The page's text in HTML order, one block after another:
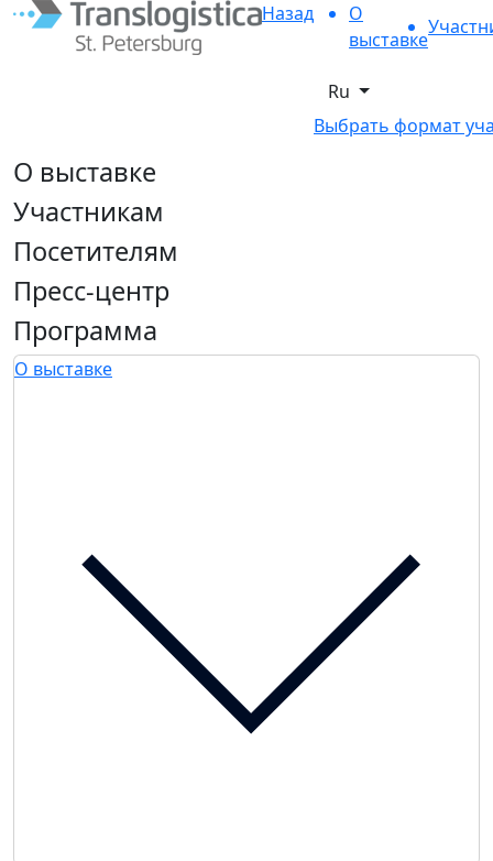
Назад
О
выставке
Ru
Выбрать формат
О выставке
Участникам
Посетителям
Пресс-центр
Программа
О выставке